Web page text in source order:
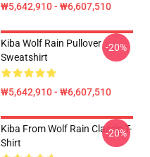
₩5,642,910 - ₩6,607,510
Kiba Wolf Rain Pullover
Sweatshirt
₩5,642,910 - ₩6,607,510
-20%
Kiba From Wolf Rain Classic T-
Shirt
-20%